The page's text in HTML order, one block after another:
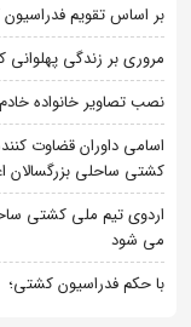
بر اساس تقویم
مروری بر زندگی
نصب تصاویر خانواده
اسامی داوران قضاوت
کشتی ساحلی بزرگسالان
می شود
با حکم فدراسیون کشتی؛